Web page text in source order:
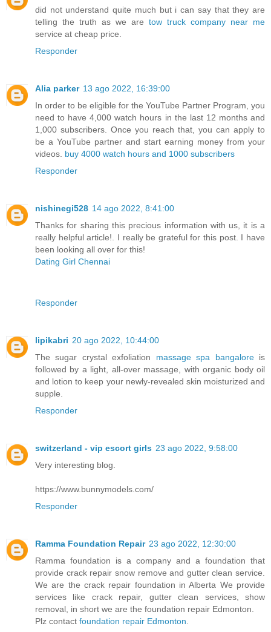
did not understand quite much but i can say that they are
telling the truth as we are tow truck company near me
service at cheap price.
Responder
Alia parker 13 ago 2022, 16:39:00
In order to be eligible for the YouTube Partner Program, you
need to have 4,000 watch hours in the last 12 months and
1,000 subscribers. Once you reach that, you can apply to
be a YouTube partner and start earning money from your
videos. buy 4000 watch hours and 1000 subscribers
Responder
nishinegi528 14 ago 2022, 8:41:00
Thanks for sharing this precious information with us, it is a
really helpful article!. I really be grateful for this post. I have
been looking all over for this!
Dating Girl Chennai
Responder
lipikabri 20 ago 2022, 10:44:00
The sugar crystal exfoliation massage spa bangaloreis
followed by a light, all-over massage, with organic body oil
and lotion to keep your newly-revealed skin moisturized and
supple.
Responder
switzerland - vip escort girls 23 ago 2022, 9:58:00
Very interesting blog.
https://www.bunnymodels.com/
Responder
Ramma Foundation Repair 23 ago 2022, 12:30:00
Ramma foundation is a company and a foundation that
provide crack repair snow remove and gutter clean service.
We are the crack repair foundation in Alberta We provide
services like crack repair, gutter clean services, show
removal, in short we are the foundation repair Edmonton.
Plz contact foundation repair Edmonton